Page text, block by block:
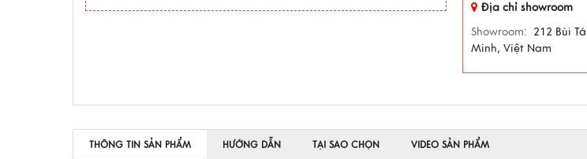
Địa chỉ showroom
Showroom: 212 Bùi
Minh, Việt Nam
THÔNG TIN SẢN PHẨM HƯỚNG DẪN TẠI SAO CHỌN VIDEO SẢN PHẨM